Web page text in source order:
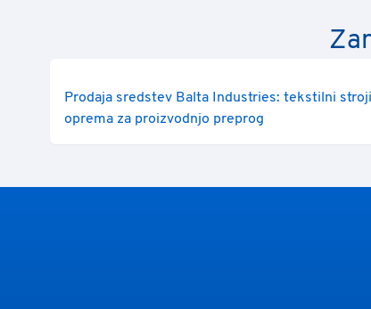
Prodaja sredstev Balta Industries: tekstilni
oprema za proizvodnjo preprog